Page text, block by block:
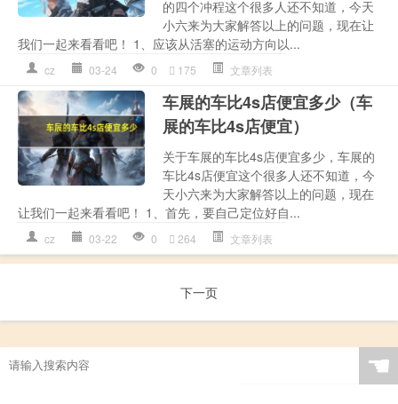
的四个冲程这个很多人还不知道，今天
小六来为大家解答以上的问题，现在让
我们一起来看看吧！ 1、应该从活塞的运动方向以...
cz 03-24 0 175 文章列表
车展的车比4s店便宜多少（车
展的车比4s店便宜）
关于车展的车比4s店便宜多少，车展的
车比4s店便宜这个很多人还不知道，今
天小六来为大家解答以上的问题，现在
让我们一起来看看吧！ 1、首先，要自己定位好自...
cz 03-22 0 264 文章列表
下一页
☚